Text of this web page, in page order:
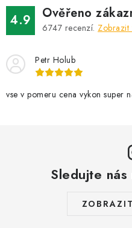
4.9 Ověřeno
6747 recenzí. Zobrazit
Petr Holub
vse v pomeru cena vykon super
Sledujte